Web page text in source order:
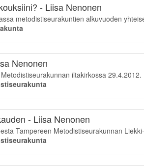
- Liisa Nenonen
metodistiseurakuntien alkuvuoden
Nenonen
iltakirkossa
- Liisa Nenonen
Tampereen Metodistiseurakunnan